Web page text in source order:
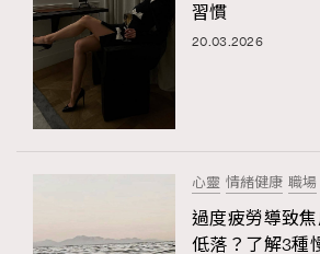
習慣
20.03.2026
心靈 情緒健康 職場
過度疲勞導致
低落？了解3種